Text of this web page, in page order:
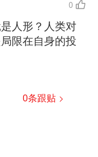
0
人形？人类对
限在自身的投
0条跟贴